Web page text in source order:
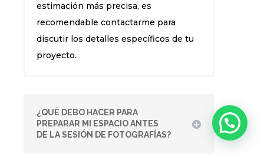
estimación más precisa, es
recomendable contactarme para
discutir los detalles específicos de tu
proyecto.
¿QUÉ DEBO HACER PARA
PREPARAR MI ESPACIO ANTES
DE LA SESIÓN DE FOTOGRAFÍAS?